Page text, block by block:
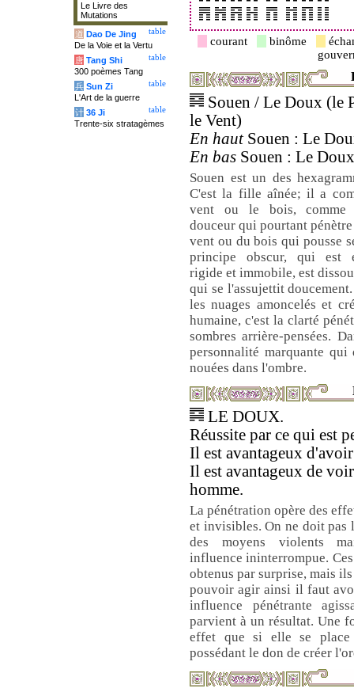
courant binôme
Souen / Le Doux (le
le Vent)
En hautSouen : Le
En bas Souen : Le
Souen est un des
C'est la fille aînée; il a
vent ou le bois, comme
douceur qui pourtant
vent ou du bois qui pousse
principe obscur, qui est
rigide et immobile, est
qui se l'assujettit
les nuages amoncelés et
humaine, c'est la clarté
sombres arrière-pensées.
personnalité marquante
nouées dans l'ombre.
LE DOUX.
Réussite par ce qui est
Il est avantageux
Il est avantageux de
homme.
La pénétration opère des
et invisibles. On ne doit pas
des moyens violents
influence ininterrompue.
obtenus par surprise, mais
pouvoir agir ainsi il faut
influence pénétrante
parvient à un résultat. Une
effet que si elle se place
possédant le don de créer
Le Livre des
Mutations
table
道 Dao De Jing
De la Voie et la Vertu
table
唐 Tang Shi
300 poèmes Tang
table
兵 Sun Zi
L'Art de la guerre
table
计 36 Ji
Trente-six stratagèmes